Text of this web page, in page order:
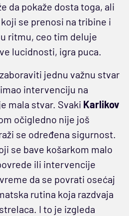
da pokaže dosta toga, ali
se prenosi na tribine i
u ritmu, ceo tim deluje
lucidnosti, igra puca.
jednu važnu stvar
intervenciju na
mala stvar. Svaki Karlikov
očigledno nije još
se određena sigurnost.
se bave košarkom malo
ili intervencije
da se povrati osećaj
rutina koja razdvaja
I to je izgleda